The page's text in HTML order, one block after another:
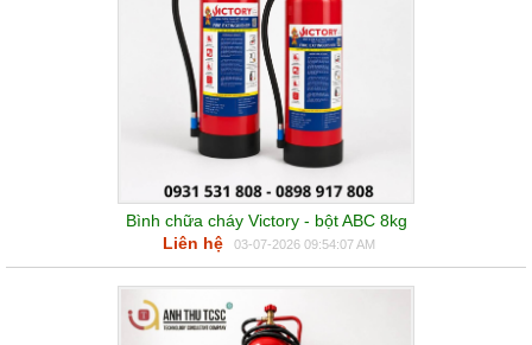
Bình chữa cháy Victory - bột ABC 8kg
Liên hệ
03-07-2026 09:54:07 AM